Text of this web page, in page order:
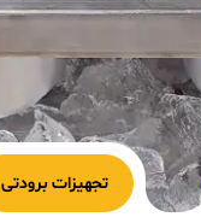
تجهیزات برودتی